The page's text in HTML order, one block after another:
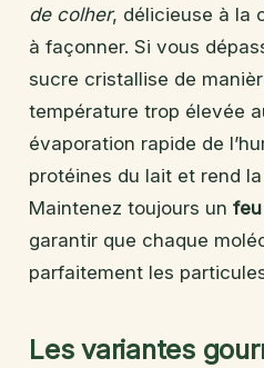
de colher, délicieuse à la
à façonner. Si vous
sucre cristallise de
température trop élevée
évaporation rapide de
protéines du lait et rend
Maintenez toujours un
garantir que chaque
parfaitement les
Les variantes